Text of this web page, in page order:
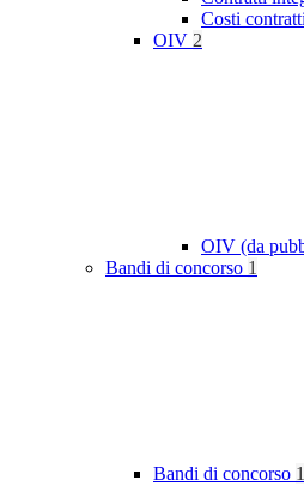
Costi
OIV 2
OIV (da
Bandi di concorso 1
Bandi di concorso 1